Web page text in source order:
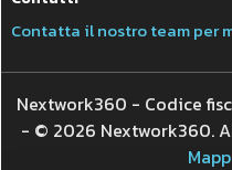
Contatta il nostro team per
Nextwork360 - Codice
- © 2026 Nextwork360.